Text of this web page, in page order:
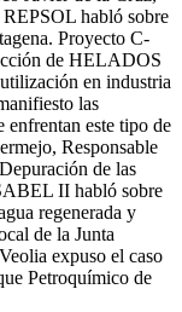
habló sobre
Proyecto C-
de HELADOS
en industria
las
enfrentan este tipo de
Responsable
de las
II habló sobre
regenerada y
de la Junta
expuso el caso
Petroquímico de